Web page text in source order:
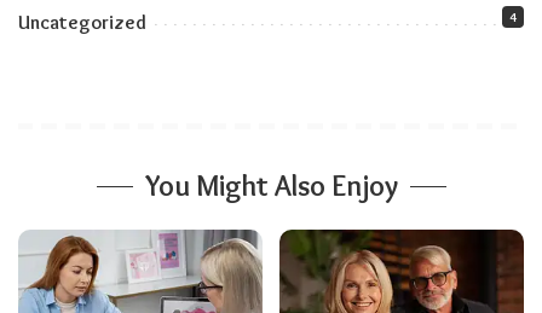
Uncategorized 4
You Might Also Enjoy